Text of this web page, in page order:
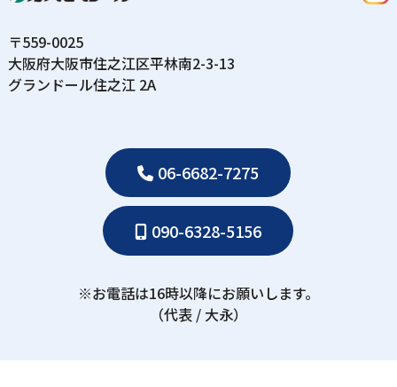
〒559-0025
⼤阪府⼤阪市住之江区平林南2-3-13
グランドール住之江 2A
06-6682-7275
090-6328-5156
※お電話は16時以降にお願いします。
（代表 / ⼤永）